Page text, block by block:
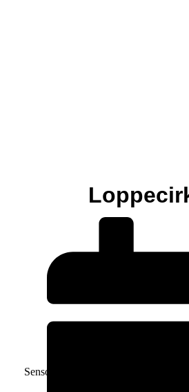
Sensommer og efterår har typisk